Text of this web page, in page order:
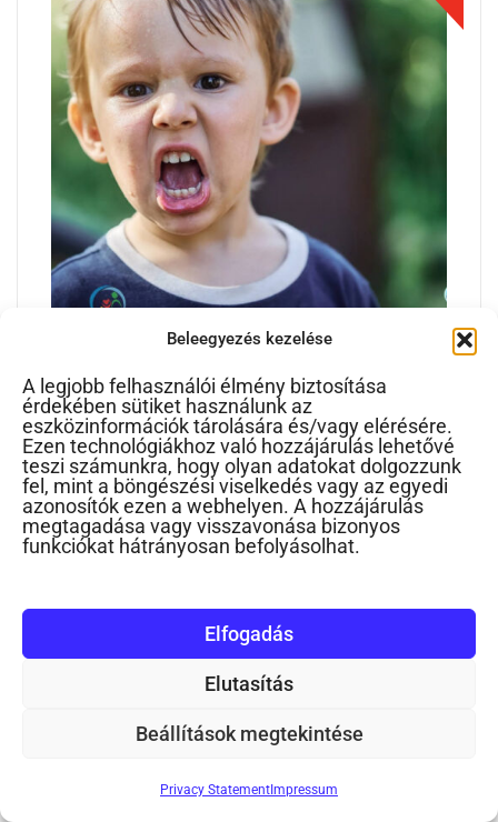
Beleegyezés kezelése
A legjobb felhasználói élmény biztosítása
érdekében sütiket használunk az
eszközinformációk tárolására és/vagy elérésére.
Ezen technológiákhoz való hozzájárulás lehetővé
teszi számunkra, hogy olyan adatokat dolgozzunk
fel, mint a böngészési viselkedés vagy az egyedi
azonosítók ezen a webhelyen. A hozzájárulás
megtagadása vagy visszavonása bizonyos
funkciókat hátrányosan befolyásolhat.
Elfogadás
Elutasítás
Beállítások megtekintése
Privacy Statement Impressum
Bántja a kicsit
„Van két kisfiam, 4 és 2 évesek. A nagyobbik
mostanában rendszeresen bántja a kicsit,
valamint a...